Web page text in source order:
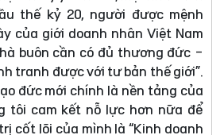
thế kỷ 20, người được mệnh
của giới doanh nhân Việt Nam
buôn cần có đủ thương đức -
tranh được với tư bản thế giới”.
đức mới chính là nền tảng của
tôi cam kết nỗ lực hơn nữa để
cốt lõi của mình là “Kinh doanh